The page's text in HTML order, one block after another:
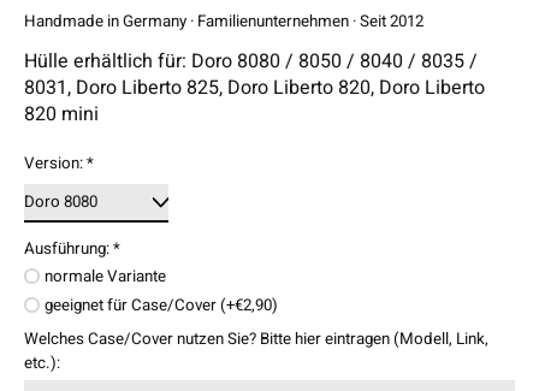
Handmade in Germany · Familienunternehmen · Seit 2012
Hülle erhältlich für: Doro 8080 / 8050 / 8040 / 8035 /
8031, Doro Liberto 825, Doro Liberto 820, Doro Liberto
820 mini
Version:*
Ausführung:*
normale Variante
geeignet für Case/Cover (+€2,90)
Welches Case/Cover nutzen Sie? Bitte hier eintragen (Modell, Link,
etc.):